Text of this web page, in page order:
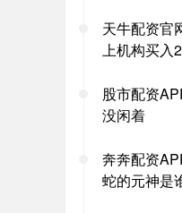
天牛配资官
上机构买入
股市配资
没闲着
奔奔配资
蛇的元神是